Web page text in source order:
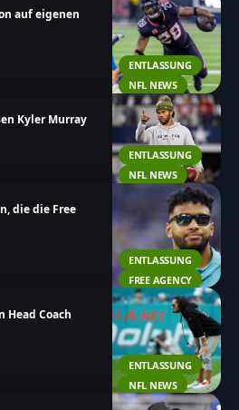
ENTLASSUNG
NFL NEWS
auf eigenen
ENTLASSUNG
NFL NEWS
Kyler Murray
ENTLASSUNG
FREE AGENCY
die die Free
ENTLASSUNG
NFL NEWS
Head Coach